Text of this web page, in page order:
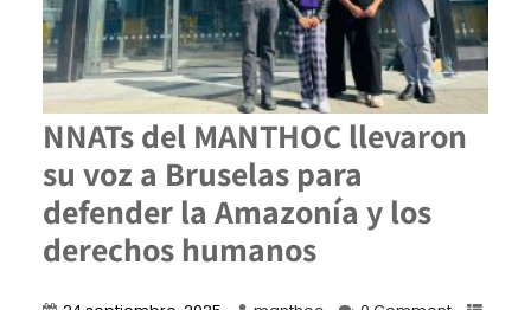
NNATs del MANTHOC llevaron
su voz a Bruselas para
defender la Amazonía y los
derechos humanos